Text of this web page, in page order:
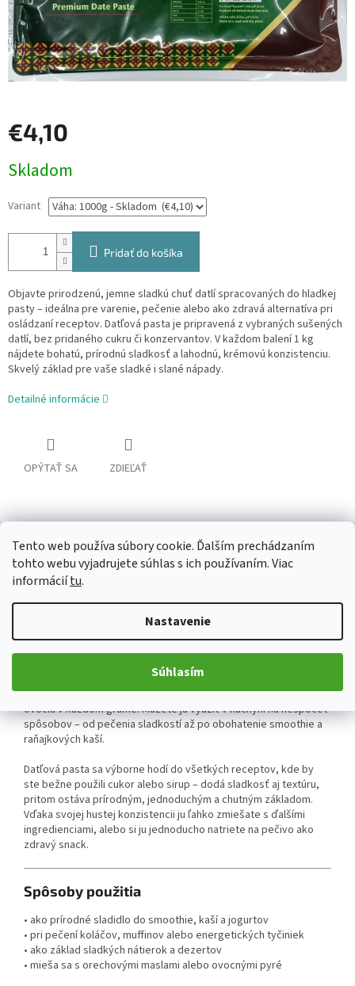
Tento web používa súbory cookie. Ďalším prechádzaním
tohto webu vyjadrujete súhlas s ich používaním. Viac
informáciítu.
Nastavenie
Súhlasím
€4,10
cena:
Skladom
Variant
Pridať do košíka
Objavte prirodzenú, jemne sladkú chuť datlí spracovaných do hladkej
pasty – ideálna pre varenie, pečenie alebo ako zdravá alternatíva pri
osládzaní receptov. Datľová pasta je pripravená z vybraných sušených
datlí, bez pridaného cukru či konzervantov. V každom balení 1 kg
nájdete bohatú, prírodnú sladkosť a lahodnú, krémovú konzistenciu.
Skvelý základ pre vaše sladké i slané nápady.
Detailné informácie
OPÝTAŤ SA ZDIEĽAŤ
Popis Diskusia
Podrobný popis
Datľová pasta je jedinečný produkt vytvorený mletím vybraných
sušených datlí do hladkej, krémovej konzistencie. Táto pasta
prináša prirodzenú sladkosť a bohatú chuť datlí bez akýchkoľvek
pridaných sladidiel, farbív či konzervantov – len 100 % čistého
ovocia v každom grame. Můžete ju využiť v kuchyni na nespočet
spôsobov – od pečenia sladkostí až po obohatenie smoothie a
raňajkových kaší.
Datľová pasta sa výborne hodí do všetkých receptov, kde by
ste bežne použili cukor alebo sirup – dodá sladkosť aj textúru,
pritom ostáva prírodným, jednoduchým a chutným základom.
Vďaka svojej hustej konzistencii ju ľahko zmiešate s ďalšími
ingredienciami, alebo si ju jednoducho natriete na pečivo ako
zdravý snack.
Spôsoby použitia
• ako prírodné sladidlo do smoothie, kaší a jogurtov
• pri pečení koláčov, muffinov alebo energetických tyčiniek
• ako základ sladkých nátierok a dezertov
• mieša sa s orechovými maslami alebo ovocnými pyré